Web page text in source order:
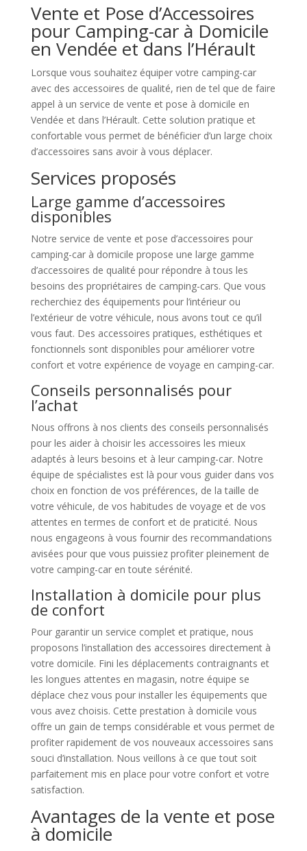
Vente et Pose d’Accessoires
pour Camping-car à Domicile
en Vendée et dans l’Hérault
Lorsque vous souhaitez équiper votre camping-car
avec des accessoires de qualité, rien de tel que de faire
appel à un service de vente et pose à domicile en
Vendée et dans l’Hérault. Cette solution pratique et
confortable vous permet de bénéficier d’un large choix
d’accessoires sans avoir à vous déplacer.
Services proposés
Large gamme d’accessoires
disponibles
Notre service de vente et pose d’accessoires pour
camping-car à domicile propose une large gamme
d’accessoires de qualité pour répondre à tous les
besoins des propriétaires de camping-cars. Que vous
recherchiez des équipements pour l’intérieur ou
l’extérieur de votre véhicule, nous avons tout ce qu’il
vous faut. Des accessoires pratiques, esthétiques et
fonctionnels sont disponibles pour améliorer votre
confort et votre expérience de voyage en camping-car.
Conseils personnalisés pour
l’achat
Nous offrons à nos clients des conseils personnalisés
pour les aider à choisir les accessoires les mieux
adaptés à leurs besoins et à leur camping-car. Notre
équipe de spécialistes est là pour vous guider dans vos
choix en fonction de vos préférences, de la taille de
votre véhicule, de vos habitudes de voyage et de vos
attentes en termes de confort et de praticité. Nous
nous engageons à vous fournir des recommandations
avisées pour que vous puissiez profiter pleinement de
votre camping-car en toute sérénité.
Installation à domicile pour plus
de confort
Pour garantir un service complet et pratique, nous
proposons l’installation des accessoires directement à
votre domicile. Fini les déplacements contraignants et
les longues attentes en magasin, notre équipe se
déplace chez vous pour installer les équipements que
vous avez choisis. Cette prestation à domicile vous
offre un gain de temps considérable et vous permet de
profiter rapidement de vos nouveaux accessoires sans
souci d’installation. Nous veillons à ce que tout soit
parfaitement mis en place pour votre confort et votre
satisfaction.
Avantages de la vente et pose
à domicile